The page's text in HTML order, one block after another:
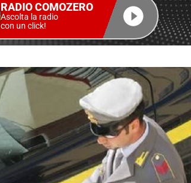
RADIO COMOZERO
Ascolta la radio
con un click!